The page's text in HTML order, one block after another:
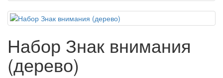
Набор Знак внимания
(дерево)